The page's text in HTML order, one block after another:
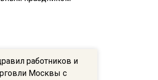
работников и
Москвы с